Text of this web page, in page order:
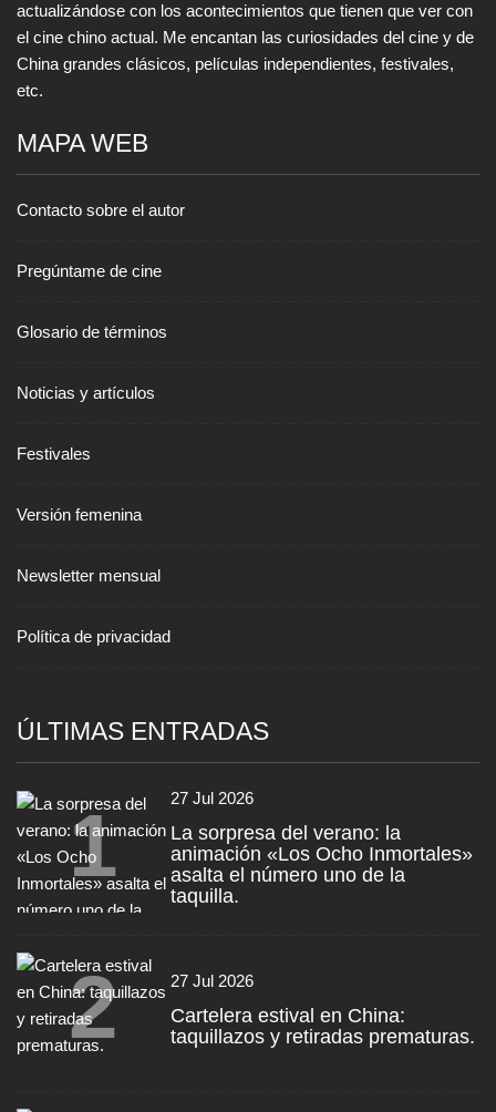
actualizándose con los acontecimientos que tienen que ver con
el cine chino actual. Me encantan las curiosidades del cine y de
China grandes clásicos, películas independientes, festivales,
etc.
MAPA WEB
Contacto sobre el autor
Pregúntame de cine
Glosario de términos
Noticias y artículos
Festivales
Versión femenina
Newsletter mensual
Política de privacidad
ÚLTIMAS ENTRADAS
1 27 Jul 2026
La sorpresa del verano: la
animación «Los Ocho Inmortales»
asalta el número uno de la
taquilla.
2 27 Jul 2026
Cartelera estival en China:
taquillazos y retiradas prematuras.